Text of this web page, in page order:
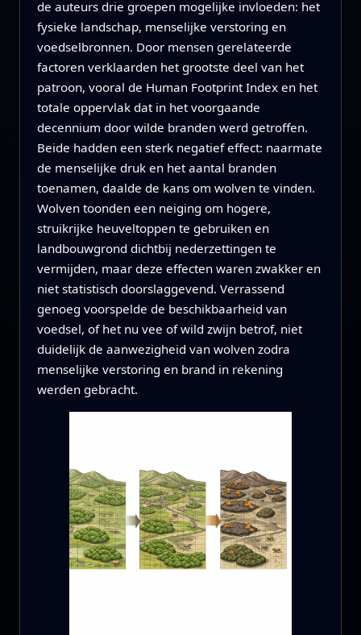
de auteurs drie groepen mogelijke invloeden: het
fysieke landschap, menselijke verstoring en
voedselbronnen. Door mensen gerelateerde
factoren verklaarden het grootste deel van het
patroon, vooral de Human Footprint Index en het
totale oppervlak dat in het voorgaande
decennium door wilde branden werd getroffen.
Beide hadden een sterk negatief effect: naarmate
de menselijke druk en het aantal branden
toenamen, daalde de kans om wolven te vinden.
Wolven toonden een neiging om hogere,
struikrijke heuveltoppen te gebruiken en
landbouwgrond dichtbij nederzettingen te
vermijden, maar deze effecten waren zwakker en
niet statistisch doorslaggevend. Verrassend
genoeg voorspelde de beschikbaarheid van
voedsel, of het nu vee of wild zwijn betrof, niet
duidelijk de aanwezigheid van wolven zodra
menselijke verstoring en brand in rekening
werden gebracht.